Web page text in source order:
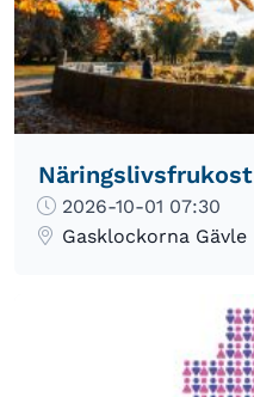
Näringslivsfrukost
2026-10-01 07:30
Gasklockorna Gävle